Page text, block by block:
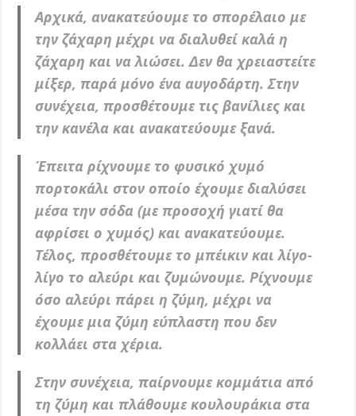
Αρχικά, ανακατεύουμε το σπορέλαιο με
την ζάχαρη μέχρι να διαλυθεί καλά η
ζάχαρη και να λιώσει. Δεν θα χρειαστείτε
μίξερ, παρά μόνο ένα αυγοδάρτη. Στην
συνέχεια, προσθέτουμε τις βανίλιες και
την κανέλα και ανακατεύουμε ξανά.
Έπειτα ρίχνουμε το φυσικό χυμό
πορτοκάλι στον οποίο έχουμε διαλύσει
μέσα την σόδα (με προσοχή γιατί θα
αφρίσει ο χυμός) και ανακατεύουμε.
Τέλος, προσθέτουμε το μπέικιν και λίγο-
λίγο το αλεύρι και ζυμώνουμε. Ρίχνουμε
όσο αλεύρι πάρει η ζύμη, μέχρι να
έχουμε μια ζύμη εύπλαστη που δεν
κολλάει στα χέρια.
Στην συνέχεια, παίρνουμε κομμάτια από
τη ζύμη και πλάθουμε κουλουράκια στα